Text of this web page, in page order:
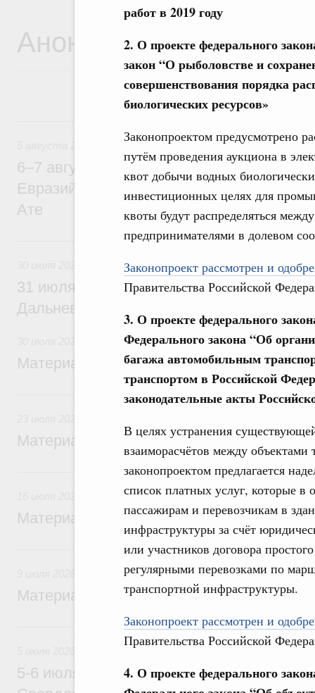
работ в 2019 году
2. О проекте федерального
закон“О рыболовстве и
совершенствования порядка
биологических ресурсов»
Законопроектом предусмотрено
путём проведения аукциона в
квот добычи водных
инвестиционных целях для
квоты будут распределяться
предпринимателями в долевом
Законопроект рассмотрен и
Правительства Российской
3. О проекте федерального
Федерального закона“Об
багажа автомобильным
транспортом в Российской
законодательные акты
В целях устранения
взаиморасчётов между
законопроектом предлагается
список платных услуг, которые в
пассажирам и перевозчикам в
инфраструктуры за счёт
или участников договора
регулярными перевозками по
транспортной инфраструктуры.
Законопроект рассмотрен и
Правительства Российской
4. О проекте федерального
Анонсы
6–7 августа Михаил Мишустин примет
Евразийского межправительственного
Ате
30 июля, четверг
31 июля Михаил Мишустин совершит
Дальневосточный федеральный округ
Материалы к заседанию Правительства
23 июля, четверг
Материалы к заседанию Правительства
16 июля, четверг
Материалы к заседанию Правительства
9 июля, четверг
Материалы к заседанию Правительства
5 июля, воскресенье
5-6 июля Михаил Мишустин совершит